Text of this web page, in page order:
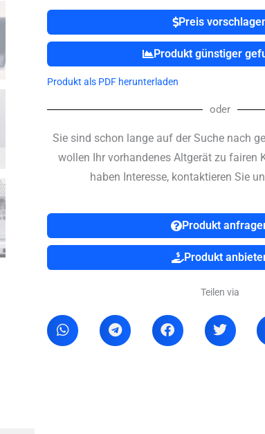
Preis
Produkt günstiger
Produkt als PDF herunterladen
oder
Sie sind schon lange auf der Suche nach
wollen Ihr vorhandenes Altgerät zu fairen
haben Interesse, kontaktieren Sie
Produkt
Produkt
Teilen via